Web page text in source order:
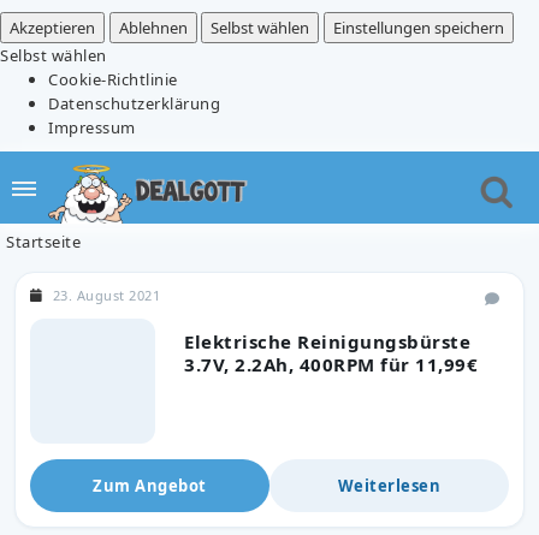
Akzeptieren
Ablehnen Selbst wählen
Einstellungen speichern
Selbst wählen
Cookie-Richtlinie
Datenschutzerklärung
Impressum
Startseite
Elektrische Reinigungsbürste
3.7V, 2.2Ah, 400RPM für 11,99€
23. August 2021
Zum Angebot Weiterlesen